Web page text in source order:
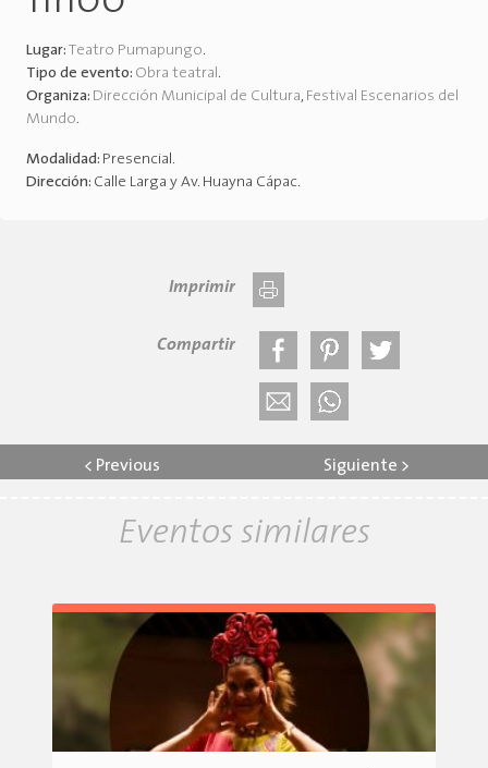
Lugar: Teatro Pumapungo.
Tipo de evento: Obra teatral.
Organiza: Dirección Municipal de Cultura, Festival Escenarios del
Mundo.
Modalidad: Presencial.
Dirección: Calle Larga y Av. Huayna Cápac.
Imprimir
Compartir
< Previous Siguiente >
Eventos similares